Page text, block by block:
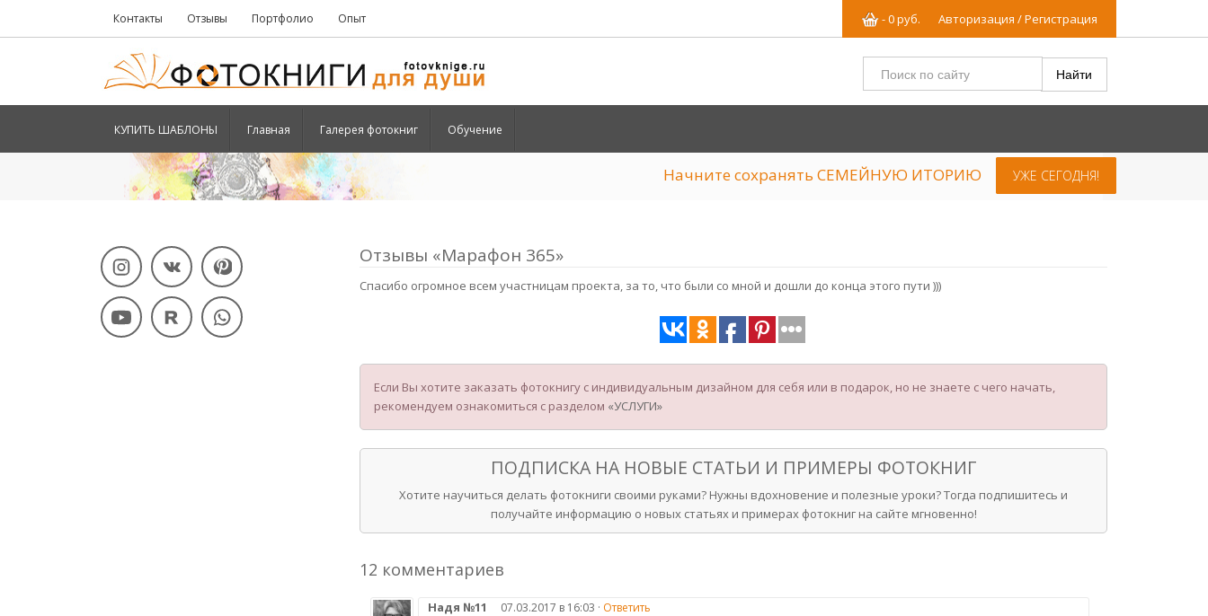
Контакты Отзывы Портфолио Опыт Авторизация / Регистрация
-0руб.
КУПИТЬ ШАБЛОНЫ Главная Галерея фотокниг Обучение
Начните сохранять СЕМЕЙНУЮ ИТОРИЮ УЖЕ СЕГОДНЯ!
Отзывы «Марафон 365»
Спасибо огромное всем участницам проекта, за то, что были со мной и дошли до конца этого пути )))
Если Вы хотите заказать фотокнигу с индивидуальным дизайном для себя или в подарок, но не знаете с чего начать,
рекомендуем ознакомиться с разделом «УСЛУГИ»
ПОДПИСКА НА НОВЫЕ СТАТЬИ И ПРИМЕРЫ ФОТОКНИГ
Хотите научиться делать фотокниги своими руками? Нужны вдохновение и полезные уроки? Тогда подпишитесь и
получайте информацию о новых статьях и примерах фотокниг на сайте мгновенно!
12 комментариев
Надя №11 07.03.2017 в 16:03 · Ответить